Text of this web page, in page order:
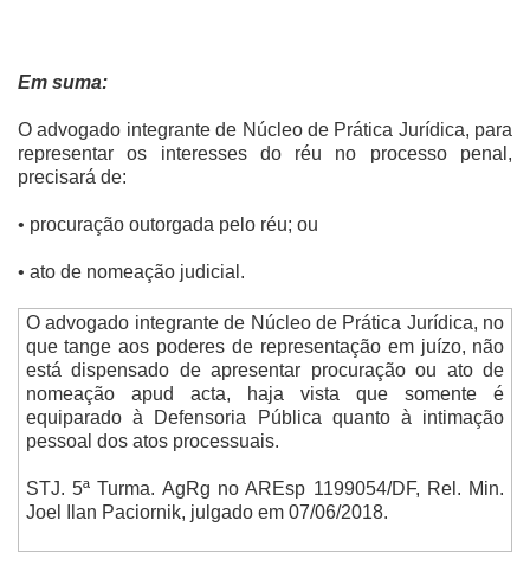
Em suma:
O advogado integrante de Núcleo de Prática Jurídica, para
representar os interesses do réu no processo penal,
precisará de:
• procuração outorgada pelo réu; ou
• ato de nomeação judicial.
O advogado integrante de Núcleo de Prática Jurídica, no
que tange aos poderes de representação em juízo, não
está dispensado de apresentar procuração ou ato de
nomeação apud acta, haja vista que somente é
equiparado à Defensoria Pública quanto à intimação
pessoal dos atos processuais.
STJ. 5ª Turma. AgRg no AREsp 1199054/DF, Rel. Min.
Joel Ilan Paciornik, julgado em 07/06/2018.